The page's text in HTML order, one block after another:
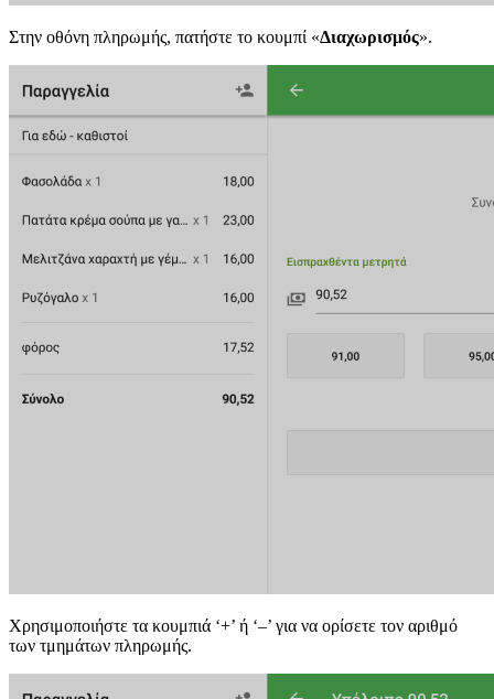
Στην οθόνη πληρωμής, πατήστε το κουμπί «Διαχωρισμός».
Χρησιμοποιήστε τα κουμπιά ‘+’ ή ‘–’ για να ορίσετε τον αριθμό
των τμημάτων πληρωμής.